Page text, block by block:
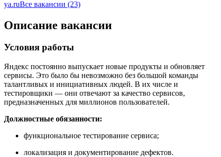
ya.ruВсе вакансии (23)
Описание вакансии
Условия работы
Яндекс постоянно выпускает новые продукты и обновляет
сервисы. Это было бы невозможно без большой команды
талантливых и инициативных людей. В их числе и
тестировщики — они отвечают за качество сервисов,
предназначенных для миллионов пользователей.
Должностные обязанности:
функциональное тестирование сервиса;
локализация и документирование дефектов.